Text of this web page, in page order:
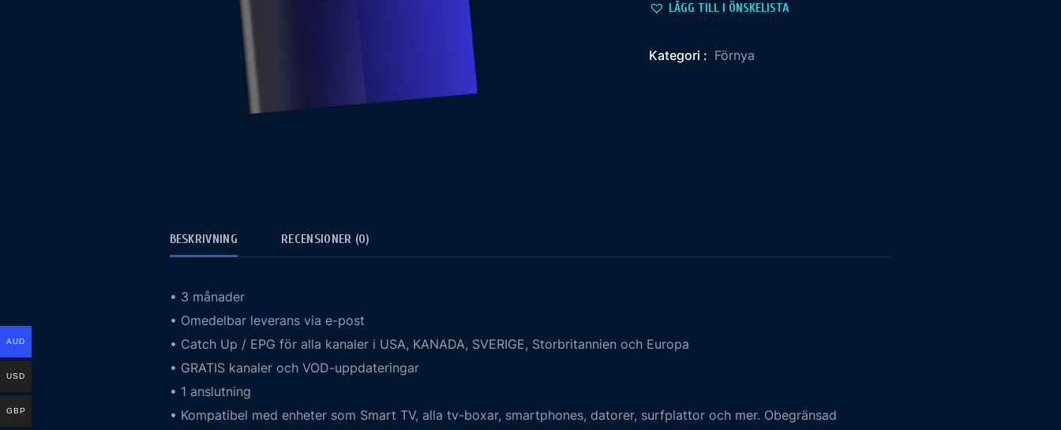
LÄGG TILL I ÖNSKELISTA
Kategori : Förnya
BESKRIVNING RECENSIONER (0)
• 3 månader
• Omedelbar leverans via e-post
• Catch Up / EPG för alla kanaler i USA, KANADA, SVERIGE, Storbritannien och Europa
• GRATIS kanaler och VOD-uppdateringar
• 1 anslutning
• Kompatibel med enheter som Smart TV, alla tv-boxar, smartphones, datorer, surfplattor och mer. Obegränsad
AUD
USD
GBP